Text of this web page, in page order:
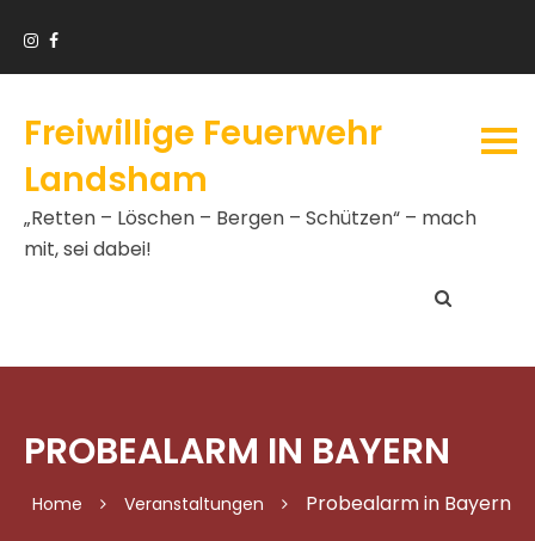
Freiwillige Feuerwehr
Landsham
„Retten – Löschen – Bergen – Schützen“ – mach
mit, sei dabei!
PROBEALARM IN BAYERN
Home Veranstaltungen Probealarm in Bayern